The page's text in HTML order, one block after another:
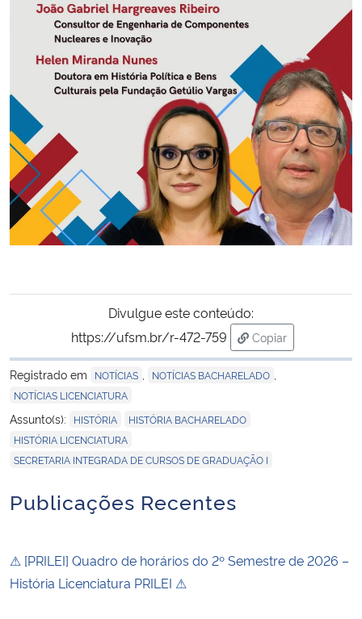
Divulgue este conteúdo:
https://ufsm.br/r-472-759
Copiar
para área de
Registrado em
NOTÍCIAS NOTÍCIAS BACHARELADO
NOTÍCIAS LICENCIATURA
Assunto(s): HISTÓRIA HISTÓRIA BACHARELADO
HISTÓRIA LICENCIATURA
SECRETARIA INTEGRADA DE CURSOS DE GRADUAÇÃO I
Publicações Recentes
⚠ [PRILEI] Quadro de horários do 2º Semestre de 2026 –
História Licenciatura PRILEI ⚠